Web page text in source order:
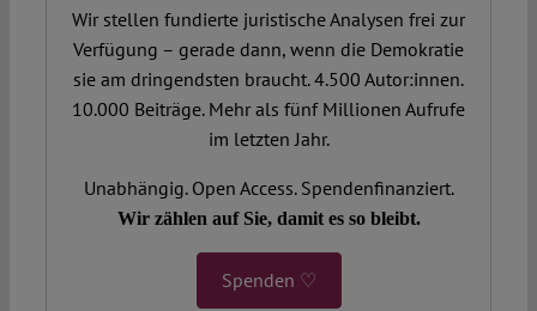
Wir stellen fundierte juristische Analysen frei zur
Verfügung – gerade dann, wenn die Demokratie
sie am dringendsten braucht. 4.500 Autor:innen.
10.000 Beiträge. Mehr als fünf Millionen Aufrufe
im letzten Jahr.
Unabhängig. Open Access. Spendenfinanziert.
Wir zählen auf Sie, damit es so bleibt.
Spenden ♡